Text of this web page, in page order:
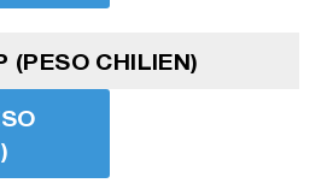
(PESO CHILIEN)